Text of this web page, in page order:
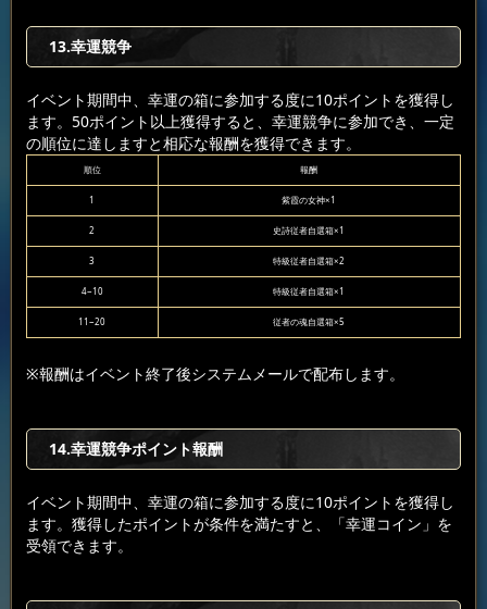
13.幸運競争
イベント期間中、幸運の箱に参加する度に10ポイントを獲得し
ます。50ポイント以上獲得すると、幸運競争に参加でき、一定
の順位に達しますと相応な報酬を獲得できます。
順位 報酬
1 紫霞の女神×1
2 史詩従者自選箱×1
3 特級従者自選箱×2
4~10 特級従者自選箱×1
11~20 従者の魂自選箱×5
※報酬はイベント終了後システムメールで配布します。
14.幸運競争ポイント報酬
イベント期間中、幸運の箱に参加する度に10ポイントを獲得し
ます。獲得したポイントが条件を満たすと、「幸運コイン」を
受領できます。